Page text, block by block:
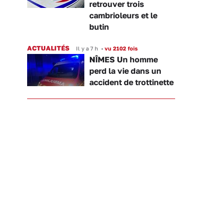
retrouver trois
cambrioleurs et le
butin
ACTUALITÉS Il y a 7 h • vu 2102 fois
NÎMES Un homme
perd la vie dans un
accident de trottinette